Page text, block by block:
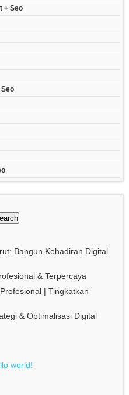
+ Seo
Bangun Kehadiran Digital
& Terpercaya
| Tingkatkan
& Optimalisasi Digital
world!